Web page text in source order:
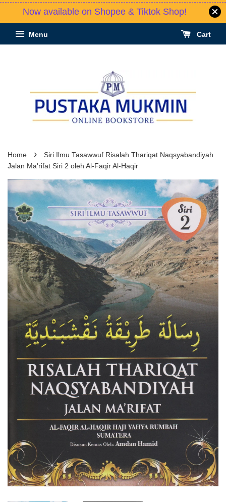
Now available on Shopee & Tiktok Shop!
Menu Cart
Home ›
Siri Ilmu Tasawwuf Risalah Thariqat Naqsyabandiyah
Jalan Ma'rifat Siri 2 oleh Al-Faqir Al-Haqir